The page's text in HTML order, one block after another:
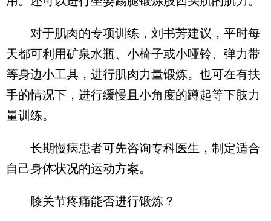
对于肌肉的专项训练，刘书芳建议，平时每
天都可利用矿泉水瓶、小椅子或小哑铃、弹力带
等身边小工具，进行肌肉力量锻炼。也可在有扶
手的情况下，进行缓慢且小角度的蹲起等下肢力
量训练。
长期慢病患者可先咨询专科医生，制定适合
自己身体状况的运动方案。
膝关节疼痛能否进行锻炼？